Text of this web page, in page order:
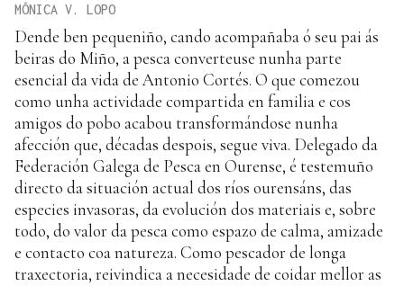
MÓNICA V. LOPO
Dende ben pequeniño, cando acompañaba ó seu pai ás
beiras do Miño, a pesca converteuse nunha parte
esencial da vida de Antonio Cortés. O que comezou
como unha actividade compartida en familia e cos
amigos do pobo acabou transformándose nunha
afección que, décadas despois, segue viva. Delegado da
Federación Galega de Pesca en Ourense, é testemuño
directo da situación actual dos ríos ourensáns, das
especies invasoras, da evolución dos materiais e, sobre
todo, do valor da pesca como espazo de calma, amizade
e contacto coa natureza. Como pescador de longa
traxectoria, reivindica a necesidade de coidar mellor as